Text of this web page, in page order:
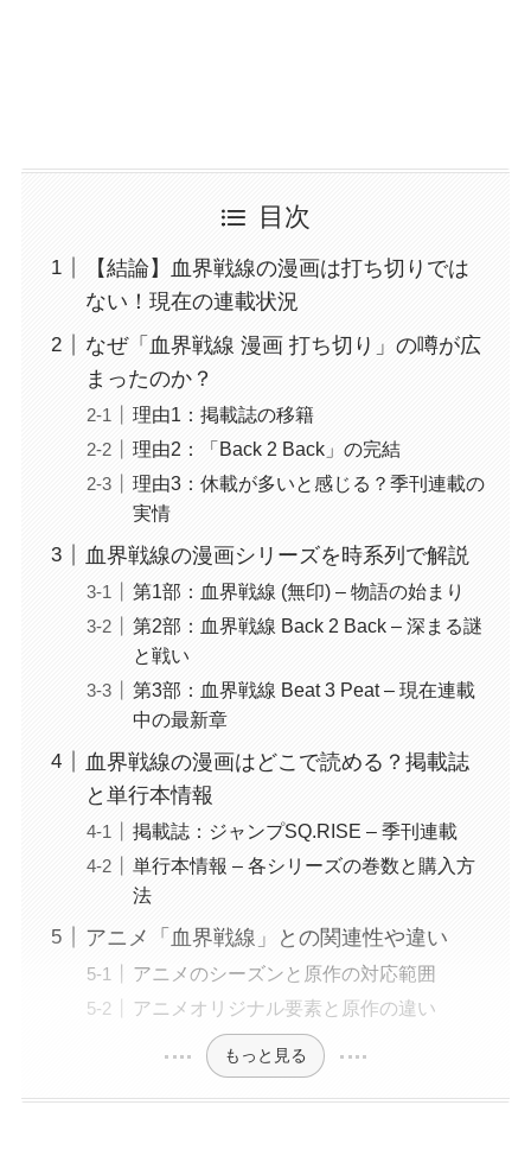
目次
【結論】血界戦線の漫画は打ち切りでは
ない！現在の連載状況
なぜ「血界戦線 漫画 打ち切り」の噂が広
まったのか？
理由1：掲載誌の移籍
理由2：「Back 2 Back」の完結
理由3：休載が多いと感じる？季刊連載の
実情
血界戦線の漫画シリーズを時系列で解説
第1部：血界戦線 (無印) – 物語の始まり
第2部：血界戦線 Back 2 Back – 深まる謎
と戦い
第3部：血界戦線 Beat 3 Peat – 現在連載
中の最新章
血界戦線の漫画はどこで読める？掲載誌
と単行本情報
掲載誌：ジャンプSQ.RISE – 季刊連載
単行本情報 – 各シリーズの巻数と購入方
法
アニメ「血界戦線」との関連性や違い
アニメのシーズンと原作の対応範囲
アニメオリジナル要素と原作の違い
もっと見る